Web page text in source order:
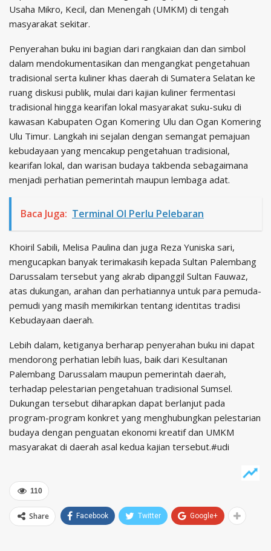
Usaha Mikro, Kecil, dan Menengah (UMKM) di tengah
masyarakat sekitar.
Penyerahan buku ini bagian dari rangkaian dan dan simbol
dalam mendokumentasikan dan mengangkat pengetahuan
tradisional serta kuliner khas daerah di Sumatera Selatan ke
ruang diskusi publik, mulai dari kajian kuliner fermentasi
tradisional hingga kearifan lokal masyarakat suku-suku di
kawasan Kabupaten Ogan Komering Ulu dan Ogan Komering
Ulu Timur. Langkah ini sejalan dengan semangat pemajuan
kebudayaan yang mencakup pengetahuan tradisional,
kearifan lokal, dan warisan budaya takbenda sebagaimana
menjadi perhatian pemerintah maupun lembaga adat.
Baca Juga: Terminal OI Perlu Pelebaran
Khoiril Sabili, Melisa Paulina dan juga Reza Yuniska sari,
mengucapkan banyak terimakasih kepada Sultan Palembang
Darussalam tersebut yang akrab dipanggil Sultan Fauwaz,
atas dukungan, arahan dan perhatiannya untuk para pemuda-
pemudi yang masih memikirkan tentang identitas tradisi
Kebudayaan daerah.
Lebih dalam, ketiganya berharap penyerahan buku ini dapat
mendorong perhatian lebih luas, baik dari Kesultanan
Palembang Darussalam maupun pemerintah daerah,
terhadap pelestarian pengetahuan tradisional Sumsel.
Dukungan tersebut diharapkan dapat berlanjut pada
program-program konkret yang menghubungkan pelestarian
budaya dengan penguatan ekonomi kreatif dan UMKM
masyarakat di daerah asal kedua kajian tersebut.#udi
110
Share Facebook Twitter Google+